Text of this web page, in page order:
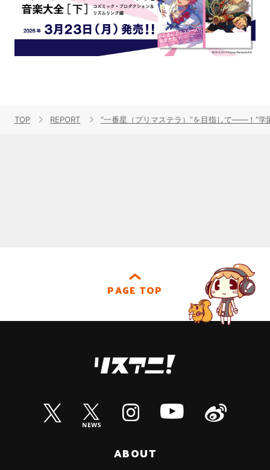
TOP REPORT “一番星（プリマステラ）”を目指して――！“
PAGE TOP
ABOUT